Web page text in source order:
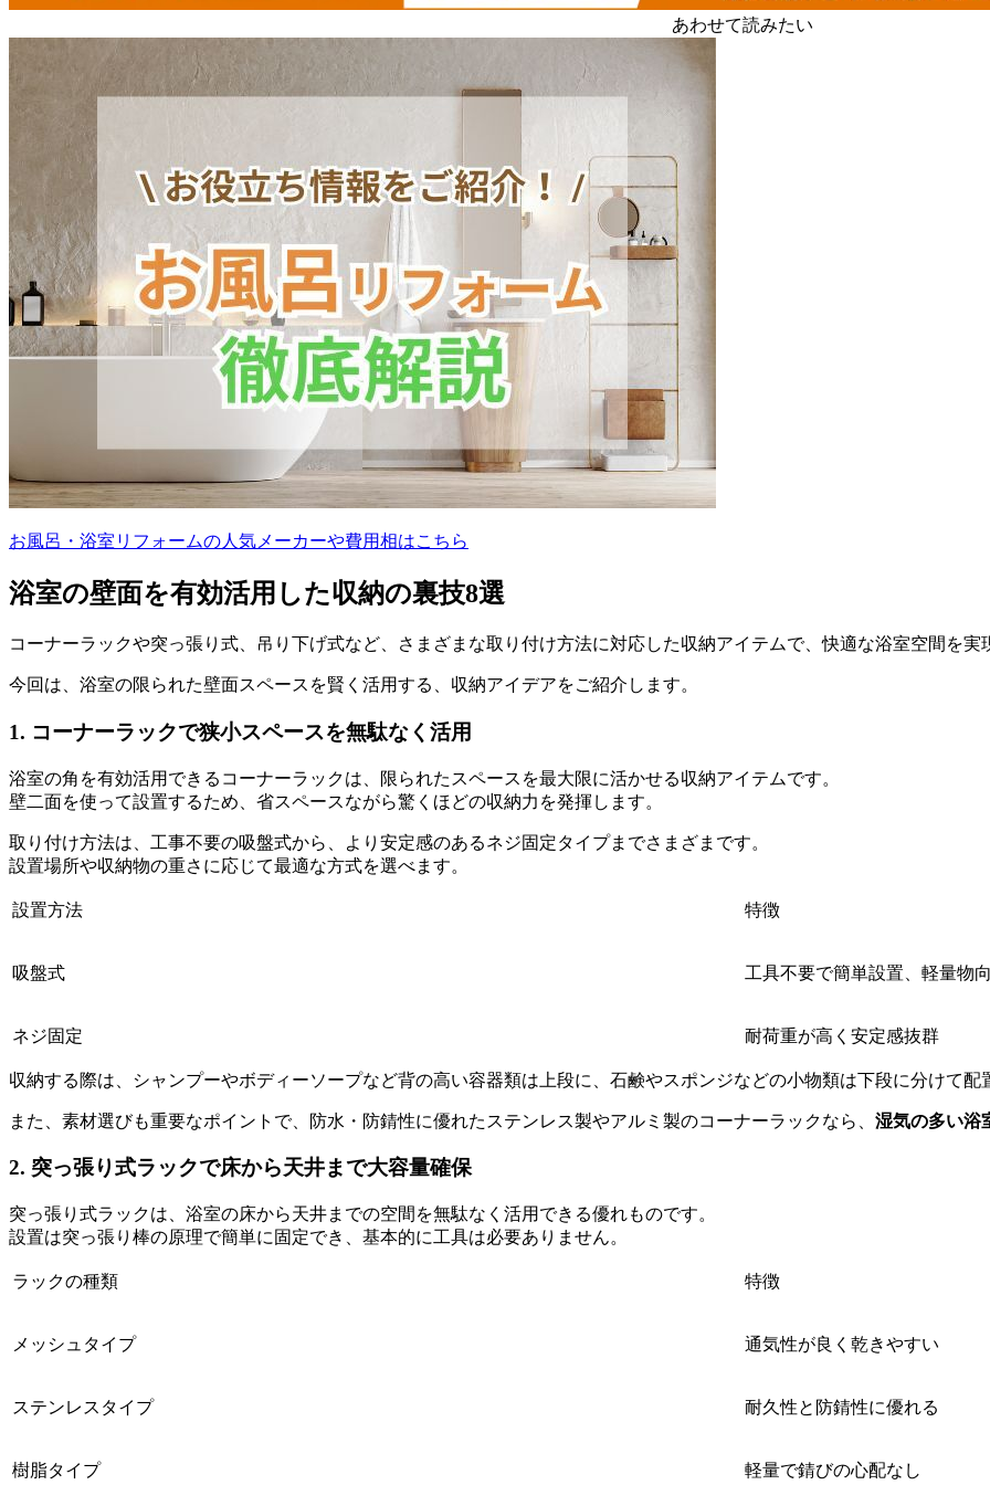
あわせて読みたい
お風呂・浴室リフォームの人気メーカーや費用相はこちら
浴室の壁面を有効活用した収納の裏技8選
コーナーラックや突っ張り式、吊り下げ式など、さまざまな取り付け方法に対応した収納アイテムで、快適な浴室空間を実
今回は、浴室の限られた壁面スペースを賢く活用する、収納アイデアをご紹介します。
1. コーナーラックで狭小スペースを無駄なく活用
浴室の角を有効活用できるコーナーラックは、限られたスペースを最大限に活かせる収納アイテムです。
壁二面を使って設置するため、省スペースながら驚くほどの収納力を発揮します。
取り付け方法は、工事不要の吸盤式から、より安定感のあるネジ固定タイプまでさまざまです。
設置場所や収納物の重さに応じて最適な方式を選べます。
設置方法 特徴
吸盤式 工具不要で簡単設置、軽量物
ネジ固定 耐荷重が高く安定感抜群
収納する際は、シャンプーやボディーソープなど背の高い容器類は上段に、石鹸やスポンジなどの小物類は下段に分けて配
また、素材選びも重要なポイントで、防水・防錆性に優れたステンレス製やアルミ製のコーナーラックなら、 湿気の多い浴
2. 突っ張り式ラックで床から天井まで大容量確保
突っ張り式ラックは、浴室の床から天井までの空間を無駄なく活用できる優れものです。
設置は突っ張り棒の原理で簡単に固定でき、基本的に工具は必要ありません。
ラックの種類 特徴
メッシュタイプ 通気性が良く乾きやすい
ステンレスタイプ 耐久性と防錆性に優れる
樹脂タイプ 軽量で錆びの心配なし